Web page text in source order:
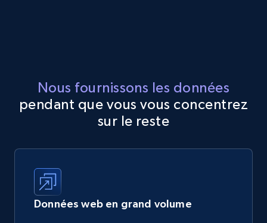
Nous fournissons les données
pendant que vous vous concentrez
sur le reste
Données web en grand volume